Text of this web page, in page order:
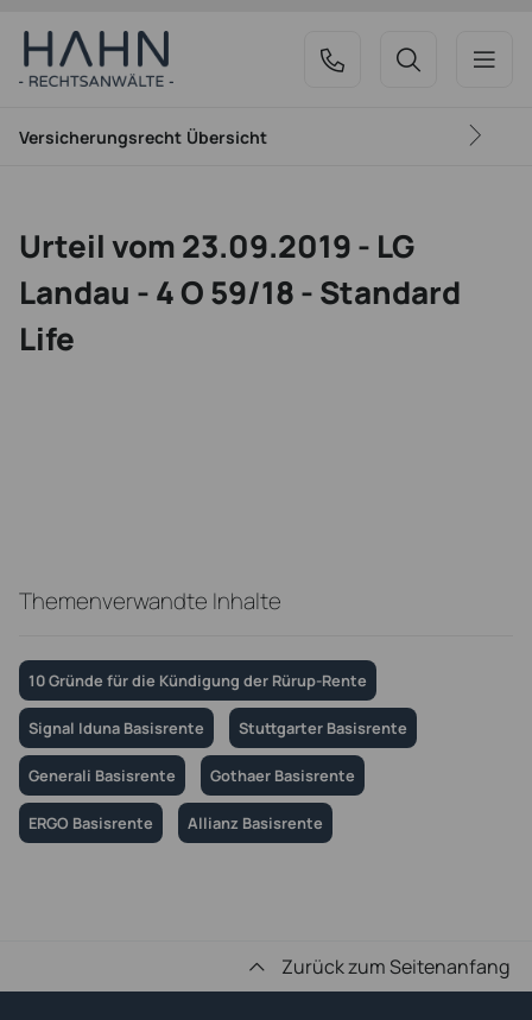
Versicherungsrecht Übersicht
Urteil vom 23.09.2019 - LG
Landau - 4 O 59/18 - Standard
Life
Themenverwandte Inhalte
10 Gründe für die Kündigung der Rürup-Rente
Signal Iduna Basisrente Stuttgarter Basisrente
Generali Basisrente Gothaer Basisrente
ERGO Basisrente Allianz Basisrente
Zurück zum Seitenanfang